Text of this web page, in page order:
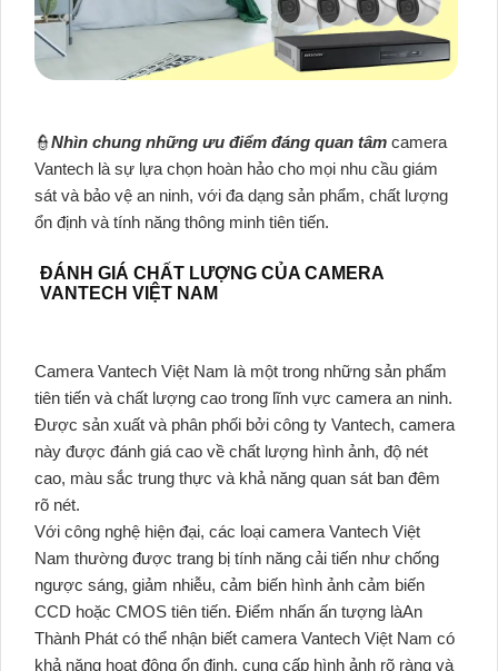
👮Nhìn chung những ưu điểm đáng quan tâm camera
Vantech là sự lựa chọn hoàn hảo cho mọi nhu cầu giám
sát và bảo vệ an ninh, với đa dạng sản phẩm, chất lượng
ổn định và tính năng thông minh tiên tiến.
ĐÁNH GIÁ CHẤT LƯỢNG CỦA CAMERA
VANTECH VIỆT NAM
Camera Vantech Việt Nam là một trong những sản phẩm
tiên tiến và chất lượng cao trong lĩnh vực camera an ninh.
Được sản xuất và phân phối bởi công ty Vantech, camera
này được đánh giá cao về chất lượng hình ảnh, độ nét
cao, màu sắc trung thực và khả năng quan sát ban đêm
rõ nét.
Với công nghệ hiện đại, các loại camera Vantech Việt
Nam thường được trang bị tính năng cải tiến như chống
ngược sáng, giảm nhiễu, cảm biến hình ảnh cảm biến
CCD hoặc CMOS tiên tiến. Điểm nhấn ấn tượng làAn
Thành Phát có thể nhận biết camera Vantech Việt Nam có
khả năng hoạt động ổn định, cung cấp hình ảnh rõ ràng và